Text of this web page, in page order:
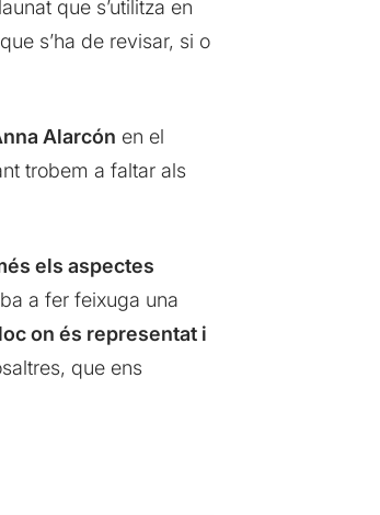
que s’utilitza en
s’ha de revisar, si o
Alarcón en el
trobem a faltar als
els aspectes
a fer feixuga una
on és representat i
que ens